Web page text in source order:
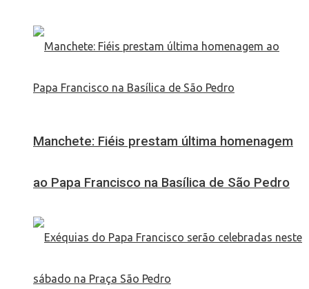
Manchete: Fiéis prestam última homenagem
ao Papa Francisco na Basílica de São Pedro